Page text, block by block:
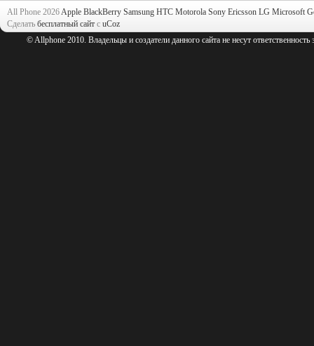
All Phone 2026Apple BlackBerry Samsung HTC Motorola Sony Ericsson LG Microsoft
Сделать бесплатный сайт с uCoz
© Allphone 2010. Владельцы и создатели данного сайта не несут